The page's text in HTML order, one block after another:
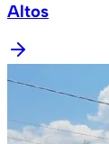
Altos